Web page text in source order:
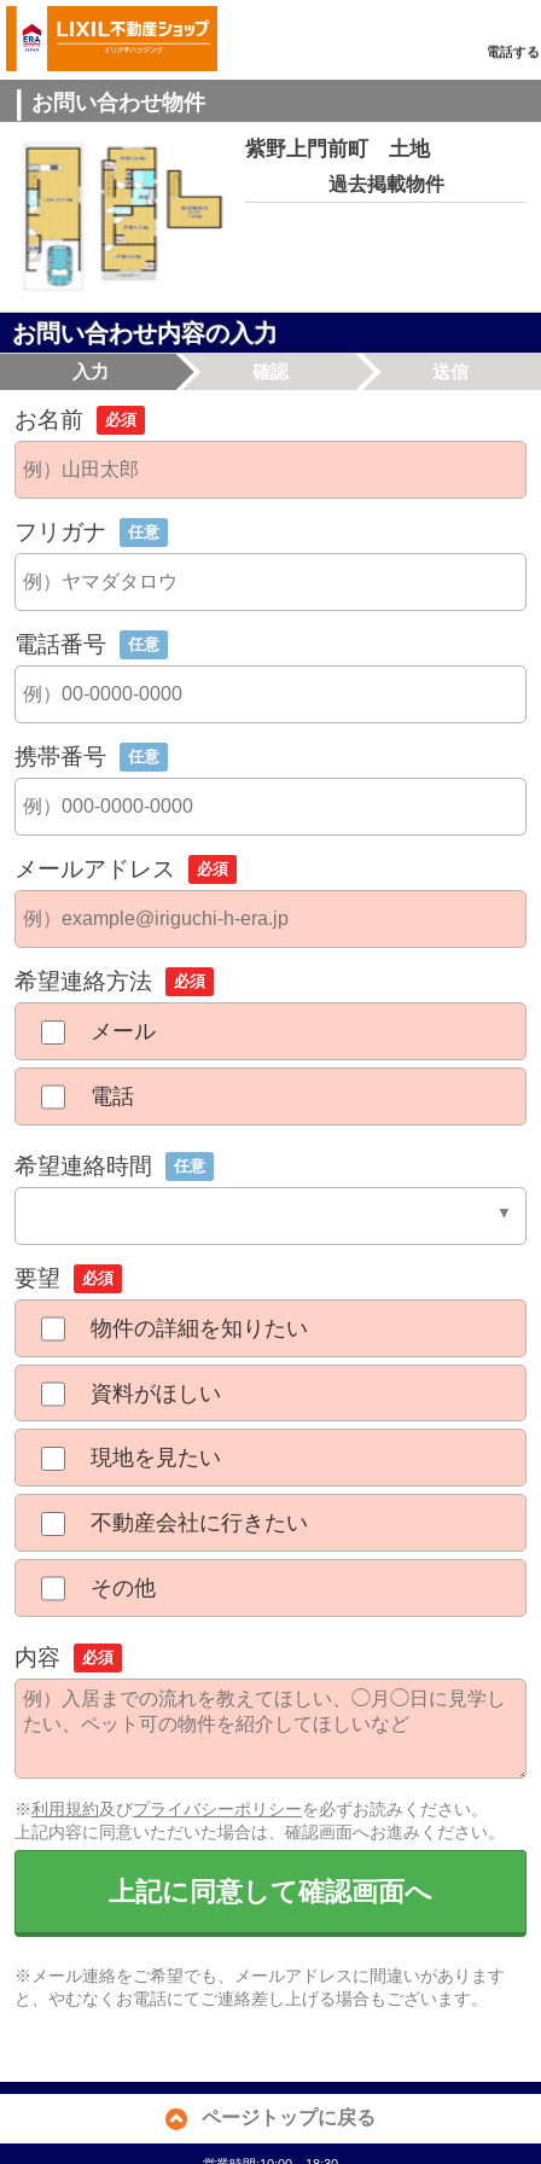
電話する
お問い合わせ物件
紫野上門前町 土地
過去掲載物件
お問い合わせ内容の入力
入力 確認 送信
お名前 必須
フリガナ 任意
電話番号 任意
携帯番号 任意
メールアドレス 必須
希望連絡方法 必須
メール
電話
希望連絡時間 任意
要望 必須
物件の詳細を知りたい
資料がほしい
現地を見たい
不動産会社に行きたい
その他
内容 必須
※利用規約及びプライバシーポリシーを必ずお読みください。
上記内容に同意いただいた場合は、確認画面へお進みください。
上記に同意して確認画面へ
※メール連絡をご希望でも、メールアドレスに間違いがあります
と、やむなくお電話にてご連絡差し上げる場合もございます。
ページトップに戻る